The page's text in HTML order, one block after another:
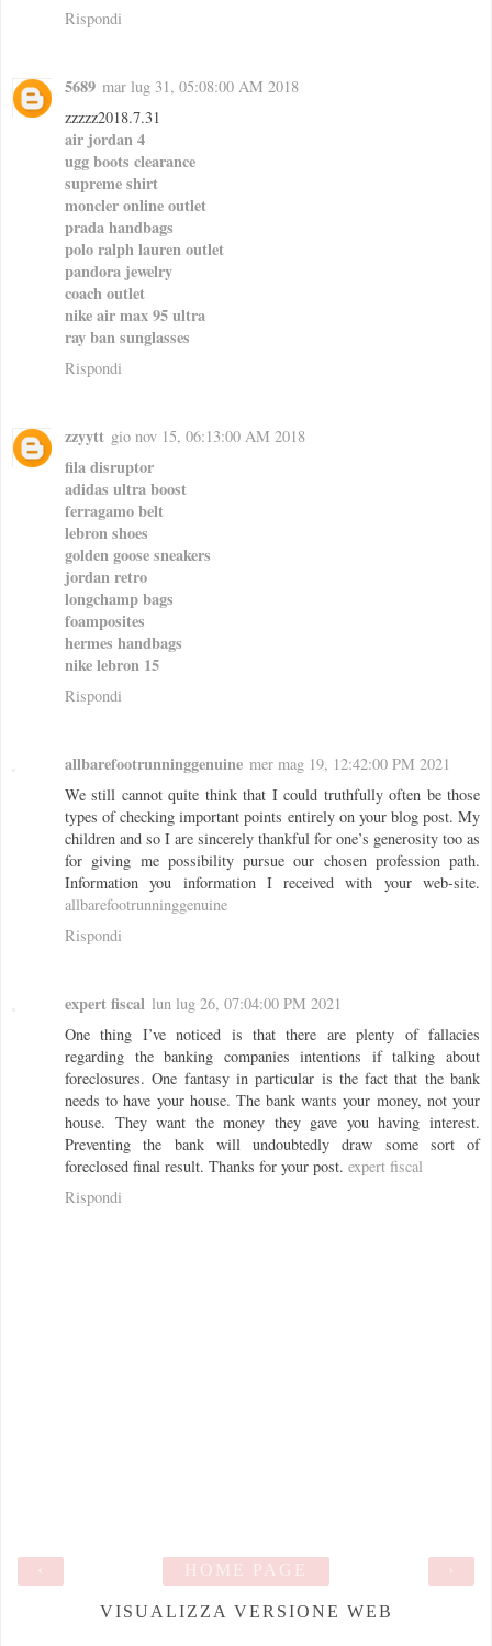
Rispondi
5689 mar lug 31, 05:08:00 AM 2018
zzzzz2018.7.31
air jordan 4
ugg boots clearance
supreme shirt
moncler online outlet
prada handbags
polo ralph lauren outlet
pandora jewelry
coach outlet
nike air max 95 ultra
ray ban sunglasses
Rispondi
zzyytt gio nov 15, 06:13:00 AM 2018
fila disruptor
adidas ultra boost
ferragamo belt
lebron shoes
golden goose sneakers
jordan retro
longchamp bags
foamposites
hermes handbags
nike lebron 15
Rispondi
allbarefootrunninggenuine mer mag 19, 12:42:00 PM 2021
We still cannot quite think that I could truthfully often be those
types of checking important points entirely on your blog post. My
children and so I are sincerely thankful for one’s generosity too as
for giving me possibility pursue our chosen profession path.
Information you information I received with your web-site.
allbarefootrunninggenuine
Rispondi
expert fiscal lun lug 26, 07:04:00 PM 2021
One thing I’ve noticed is that there are plenty of fallacies
regarding the banking companies intentions if talking about
foreclosures. One fantasy in particular is the fact that the bank
needs to have your house. The bank wants your money, not your
house. They want the money they gave you having interest.
Preventing the bank will undoubtedly draw some sort of
foreclosed final result. Thanks for your post. expert fiscal
Rispondi
›
HOME PAGE
VISUALIZZA VERSIONE WEB